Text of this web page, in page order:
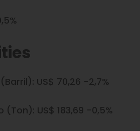
US$ 70,26 -2,7%
US$ 183,69 -0,5%